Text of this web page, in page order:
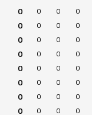
0 0 0 0
0 0 0 0
0 0 0 0
0 0 0 0
0 0 0 0
0 0 0 0
0 0 0 0
0 0 0 0